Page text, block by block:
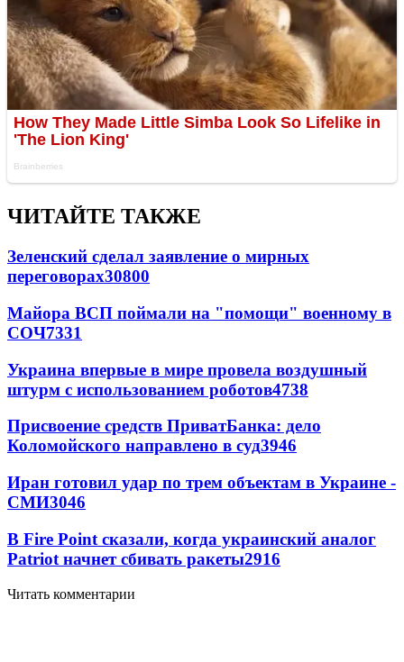
ЧИТАЙТЕ ТАКЖЕ
Зеленский сделал заявление о мирных
переговорах30800
Майора ВСП поймали на "помощи" военному в
СОЧ7331
Украина впервые в мире провела воздушный
штурм с использованием роботов4738
Присвоение средств ПриватБанка: дело
Коломойского направлено в суд3946
Иран готовил удар по трем объектам в Украине -
СМИ3046
В Fire Point сказали, когда украинский аналог
Patriot начнет сбивать ракеты2916
Читать комментарии